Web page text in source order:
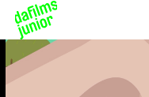
Domů